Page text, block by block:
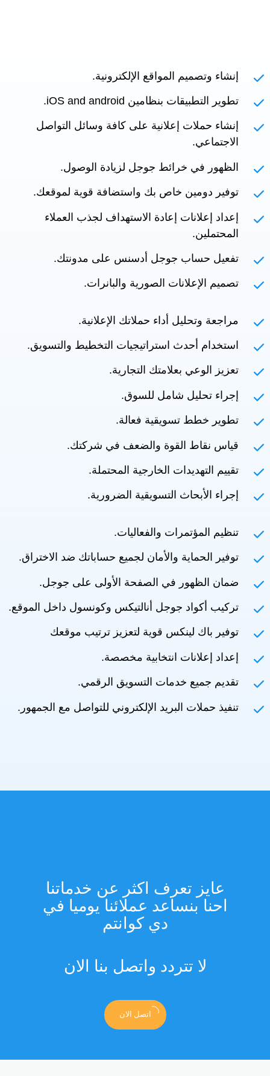
إنشاء وتصميم المواقع الإلكترونية.
تطوير التطبيقات بنظامين iOS and android.
إنشاء حملات إعلانية على كافة وسائل التواصل
الاجتماعي.
الظهور في خرائط جوجل لزيادة الوصول.
توفير دومين خاص بك واستضافة قوية لموقعك.
إعداد إعلانات إعادة الاستهداف لجذب العملاء
المحتملين.
تفعيل حساب جوجل أدسنس على مدونتك.
تصميم الإعلانات الصورية والبانرات.
مراجعة وتحليل أداء حملاتك الإعلانية.
استخدام أحدث استراتيجيات التخطيط والتسويق.
تعزيز الوعي بعلامتك التجارية.
إجراء تحليل شامل للسوق.
تطوير خطط تسويقية فعالة.
قياس نقاط القوة والضعف في شركتك.
تقييم التهديدات الخارجية المحتملة.
إجراء الأبحاث التسويقية الضرورية.
تنظيم المؤتمرات والفعاليات.
توفير الحماية والأمان لجميع حساباتك ضد الاختراق.
ضمان الظهور في الصفحة الأولى على جوجل.
تركيب أكواد جوجل أنالتيكس وكونسول داخل الموقع.
توفير باك لينكس قوية لتعزيز ترتيب موقعك
إعداد إعلانات انتخابية مخصصة.
تقديم جميع خدمات التسويق الرقمي.
تنفيذ حملات البريد الإلكتروني للتواصل مع الجمهور.
عايز تعرف اكثر عن خدماتنا
احنا بنساعد عملائنا يوميا في
دي كوانتم
لا تتردد واتصل بنا الان
اتصل الان